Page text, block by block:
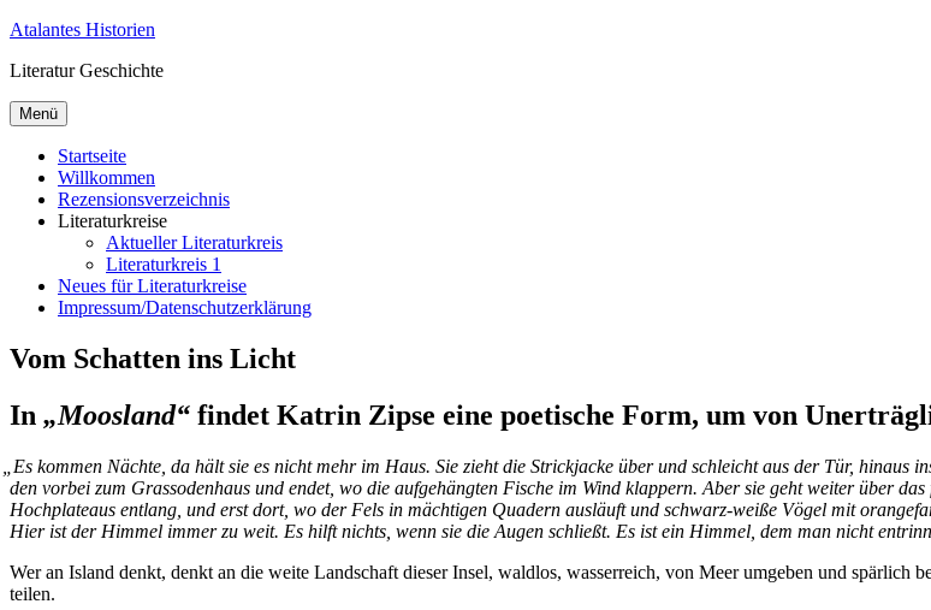
Zum
springen
Atalantes Historien
Literatur Geschichte
Menü
Startseite
Willkommen
Rezensionsverzeichnis
Literaturkreise
Aktueller Literaturkreis
Literaturkreis 1
Neues für Literaturkreise
Impressum/Datenschutzerklärung
Vom Schatten ins Licht
In „Moosland“ findet Katrin Zipse eine poetische Form, um von
Es kom­men Näch­te, da hält sie es nicht mehr im Haus. Sie zieht die Strick­ja­cke über und schleicht aus der Tür,
den vor­bei zum Gras­so­den­haus und en­det, wo die auf­ge­häng­ten Fi­sche im Wind klap­pern. Aber sie geht wei­ter über
Hoch­pla­teaus ent­lang, und erst dort, wo der Fels in mäch­ti­gen Qua­dern aus­läuft und schwarz-wei­ße Vö­gel mit
Hier ist der Him­mel im­mer zu weit. Es hilft nichts, wenn sie die Au­gen schließt. Es ist ein Him­mel, dem man nicht
Wer an Is­land denkt, denkt an die wei­te Land­schaft die­ser In­sel, wald­los, was­ser­reich, von Meer um­ge­ben und spär­lich
teilen.